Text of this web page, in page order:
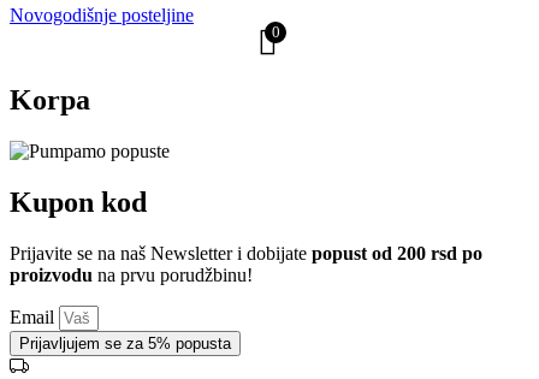
Novogodišnje posteljine
0
Korpa
Kupon kod
Prijavite se na naš Newsletter i dobijate popust od 200 rsd po
proizvodu na prvu porudžbinu!
Email
Prijavljujem se za 5% popusta